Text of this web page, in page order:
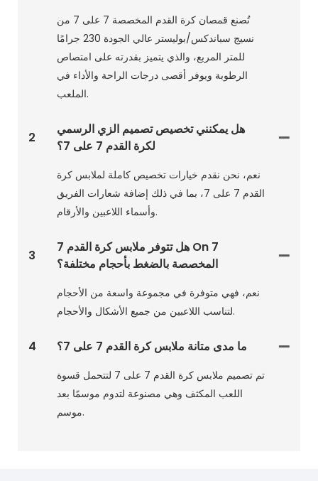
تُصنع قمصان كرة القدم المخصصة 7 على 7 من
نسيج سباندكس/بوليستر عالي الجودة 230 جرامًا
للمتر المربع، والذي يتميز بقدرته على امتصاص
الرطوبة ويوفر أقصى درجات الراحة والأداء في
الملعب.
2
هل يمكنني تخصيص تصميم الزي الرسمي
لكرة القدم 7 على 7؟
نعم، نحن نقدم خيارات تخصيص كاملة لملابس كرة
القدم 7 على 7، بما في ذلك إضافة شعارات الفريق
وأسماء اللاعبين والأرقام.
3
هل تتوفر ملابس كرة القدم 7 On 7
المخصصة بالضغط بأحجام مختلفة؟
نعم، فهي متوفرة في مجموعة واسعة من الأحجام
لتناسب اللاعبين من جميع الأشكال والأحجام.
4 ما مدى متانة ملابس كرة القدم 7 على 7؟
تم تصميم ملابس كرة القدم 7 على 7 لتتحمل قسوة
اللعب المكثف وهي مصنوعة لتدوم موسمًا بعد
موسم.